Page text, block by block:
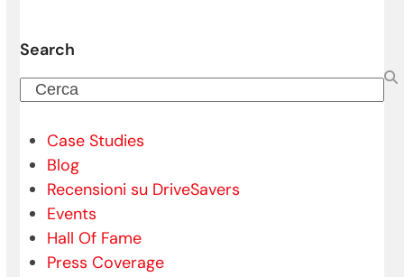
Search
Cerca
Case Studies
Blog
Recensioni su DriveSavers
Events
Hall Of Fame
Press Coverage